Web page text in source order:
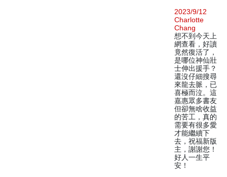
2023/9/12
Charlotte
Chang
想不到今天上
網查看，好讀
竟然復活了，
是哪位神仙壯
士伸出援手？
還沒仔細搜尋
來龍去脈，已
喜極而泣。這
嘉惠眾多書友
但卻無啥收益
的苦工，真的
需要有很多愛
才能繼續下
去，祝福新版
主，謝謝您！
好人一生平
安！